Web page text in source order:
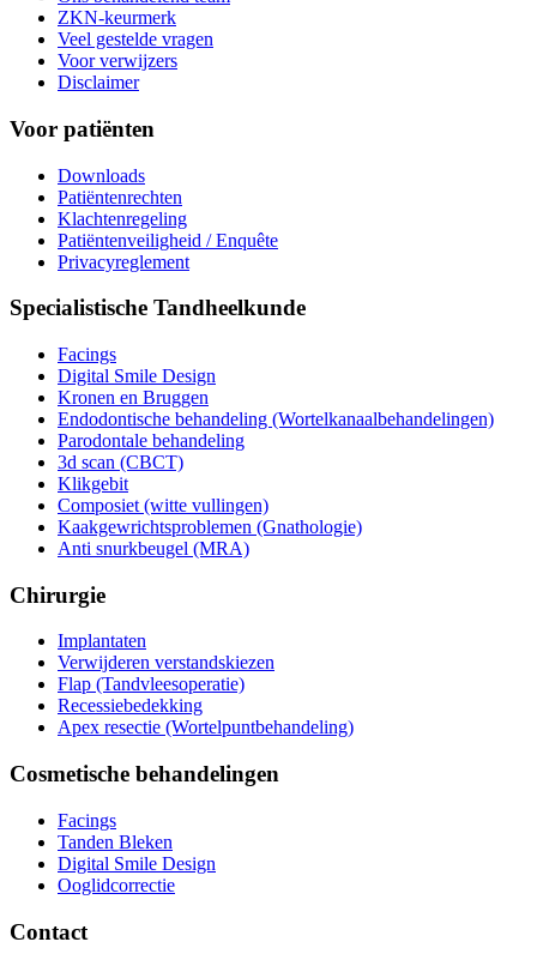
ZKN-keurmerk
Veel gestelde vragen
Voor verwijzers
Disclaimer
Voor patiënten
Downloads
Patiëntenrechten
Klachtenregeling
Patiëntenveiligheid / Enquête
Privacyreglement
Specialistische Tandheelkunde
Facings
Digital Smile Design
Kronen en Bruggen
Endodontische behandeling (Wortelkanaalbehandelingen)
Parodontale behandeling
3d scan (CBCT)
Klikgebit
Composiet (witte vullingen)
Kaakgewrichtsproblemen (Gnathologie)
Anti snurkbeugel (MRA)
Chirurgie
Implantaten
Verwijderen verstandskiezen
Flap (Tandvleesoperatie)
Recessiebedekking
Apex resectie (Wortelpuntbehandeling)
Cosmetische behandelingen
Facings
Tanden Bleken
Digital Smile Design
Ooglidcorrectie
Contact